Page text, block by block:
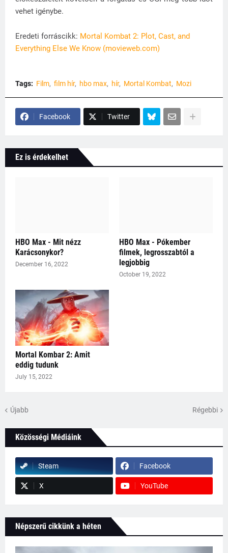
vehet igénybe.
Eredeti forráscikk: Mortal Kombat 2: Plot, Cast, and
Everything Else We Know (movieweb.com)
Tags: Film film hír hbo max hír Mortal Kombat Mozi
Facebook Twitter
Ez is érdekelhet
HBO Max - Mit nézz
Karácsonykor?
December 16, 2022
HBO Max - Pókember
filmek, legrosszabtól a
legjobbig
October 19, 2022
Mortal Kombar 2: Amit
eddig tudunk
July 15, 2022
Újabb Régebbi
Közösségi Médiáink
Steam Facebook
X YouTube
Népszerű cikkünk a héten